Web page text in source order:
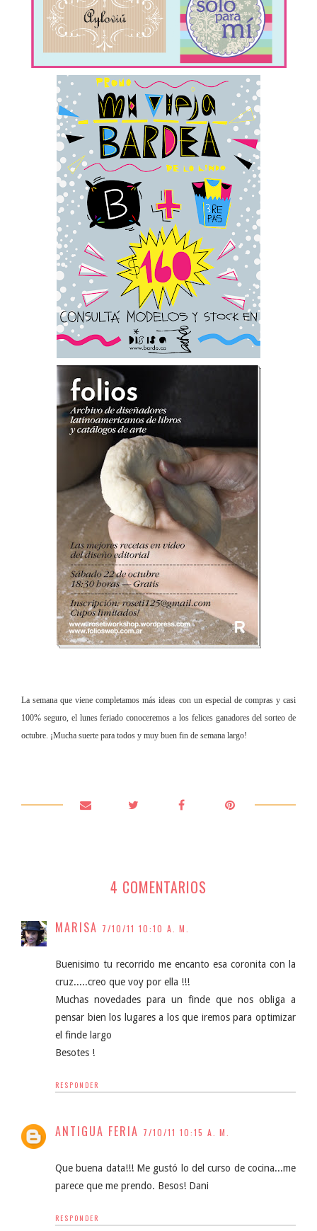
La semana que viene completamos más ideas con un especial de compras y casi
100% seguro, el lunes feriado conoceremos a los felices ganadores del sorteo de
octubre. ¡Mucha suerte para todos y muy buen fin de semana largo!
4 COMENTARIOS
MARISA 7/10/11 10:10 A. M.
Buenisimo tu recorrido me encanto esa coronita con la
cruz.....creo que voy por ella !!!
Muchas novedades para un finde que nos obliga a
pensar bien los lugares a los que iremos para optimizar
el finde largo
Besotes !
RESPONDER
ANTIGUA FERIA 7/10/11 10:15 A. M.
Que buena data!!! Me gustó lo del curso de cocina...me
parece que me prendo. Besos! Dani
RESPONDER